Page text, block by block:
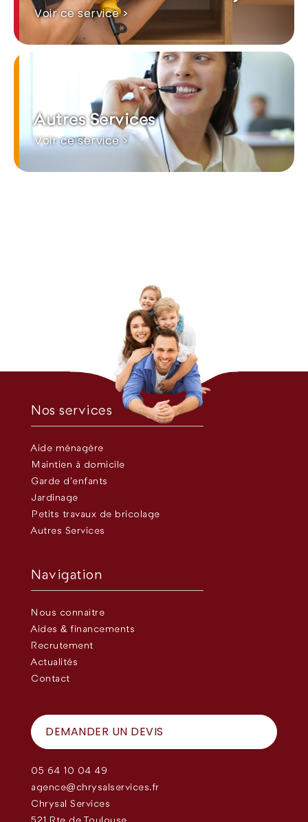
Voir ce service >
Autres Services
Voir ce service >
Nos services
Aide ménagère
Maintien à domicile
Garde d’enfants
Jardinage
Petits travaux de bricolage
Autres Services
Navigation
Nous connaître
Aides & financements
Recrutement
Actualités
Contact
DEMANDER UN DEVIS
05 64 10 04 49
agence@chrysalservices.fr
Chrysal Services